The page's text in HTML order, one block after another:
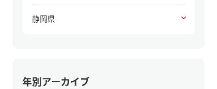
静岡県
年別アーカイブ